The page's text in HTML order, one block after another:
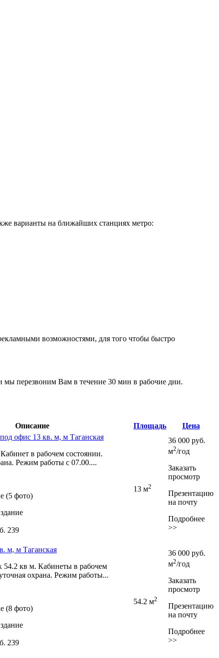
варианты на ближайших станциях метро:
возможностями, для того чтобы быстро
мы перезвоним Вам в течение 30 мин в рабочие дни.
Описание Площадь Цена
офис 13 кв. м, м Таганская
в рабочем состоянии.
Режим работы с 07.00....
(5 фото)
239
13 м2
36 000 руб.
м2/год
Заказать
просмотр
Презентацию
на почту
Подробнее
>>
м, м Таганская
кв м. Кабинеты в рабочем
охрана. Режим работы...
(8 фото)
239
54.2 м2
36 000 руб.
м2/год
Заказать
просмотр
Презентацию
на почту
Подробнее
>>